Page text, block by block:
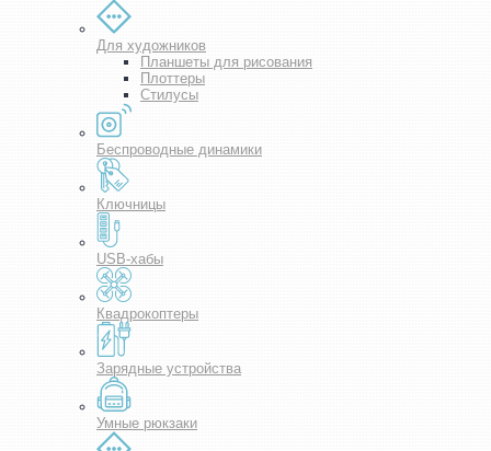
Для художников
Планшеты для рисования
Плоттеры
Стилусы
Беспроводные динамики
Ключницы
USB-хабы
Квадрокоптеры
Зарядные устройства
Умные рюкзаки